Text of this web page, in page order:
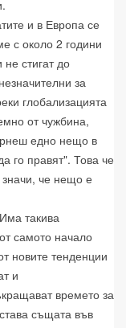
и в Европа се
с около 2 години
стигат до
за
глобализацията
от чужбина,
едно нещо в
го правят". Това че
че нещо е
такива
самото начало
новите тенденции
и
времето за
същата във